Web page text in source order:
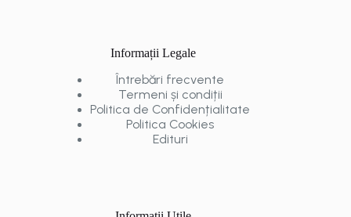
Informații Legale
Întrebări frecvente
Termeni și condiții
Politica de Confidențialitate
Politica Cookies
Edituri